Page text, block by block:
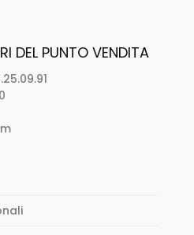
DEL PUNTO VENDITA